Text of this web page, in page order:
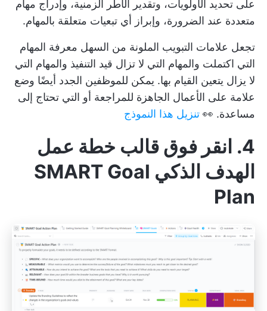
على تحديد الأولويات، وتقدير الأطر الزمنية، وإدراج مهام
متعددة عند الضرورة، وإبراز أي تبعيات متعلقة بالمهام.
تجعل علامات التبويب الملونة من السهل معرفة المهام
التي اكتملت والمهام التي لا تزال قيد التنفيذ والمهام التي
لا يزال يتعين القيام بها. يمكن للموظفين الجدد أيضًا وضع
علامة على الأعمال الجاهزة للمراجعة أو التي تحتاج إلى
مساعدة. 👀 تنزيل هذا النموذج
4. انقر فوق قالب خطة عمل
الهدف الذكي SMART Goal
Plan